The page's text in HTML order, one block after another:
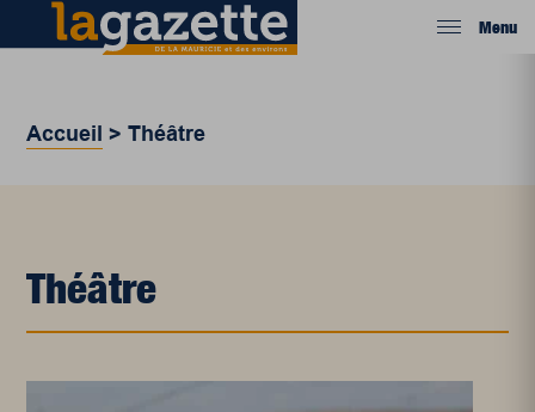
Menu
Accueil >Théâtre
Théâtre